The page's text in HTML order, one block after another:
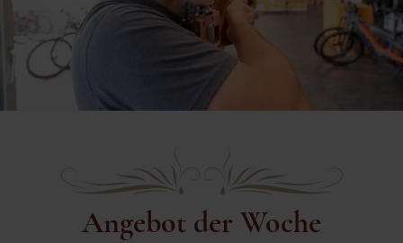
Angebot der Woche